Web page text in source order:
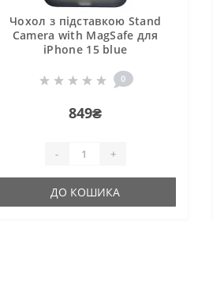
Чохол з підставкою Stand
Camera with MagSafe для
iPhone 15 blue
0
849₴
- +
ДО КОШИКА